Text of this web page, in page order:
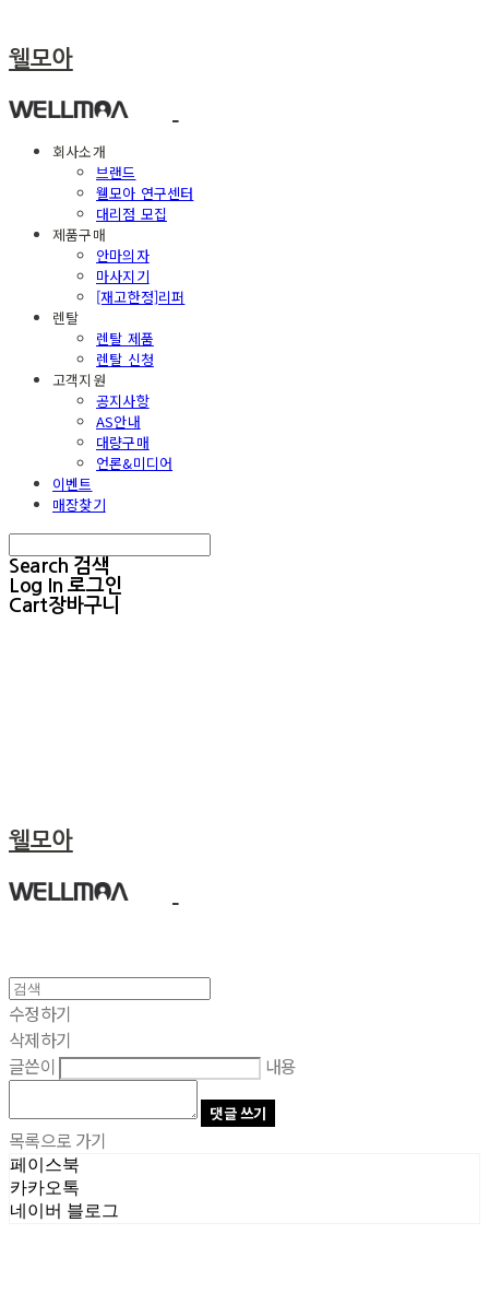
웰모아
회사소개
브랜드
웰모아 연구센터
대리점 모집
제품구매
안마의자
마사지기
[재고한정]리퍼
렌탈
렌탈 제품
렌탈 신청
고객지원
공지사항
AS안내
대량구매
언론&미디어
이벤트
매장찾기
Search 검색
Log In 로그인
Cart장바구니
웰모아
수정하기
삭제하기
글쓴이
내용
댓글 쓰기
목록으로 가기
페이스북
카카오톡
네이버 블로그